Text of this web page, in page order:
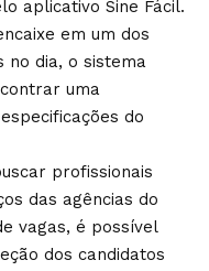
aplicativo Sine Fácil.
em um dos
no dia, o sistema
uma
do
profissionais
das agências do
vagas, é possível
dos candidatos